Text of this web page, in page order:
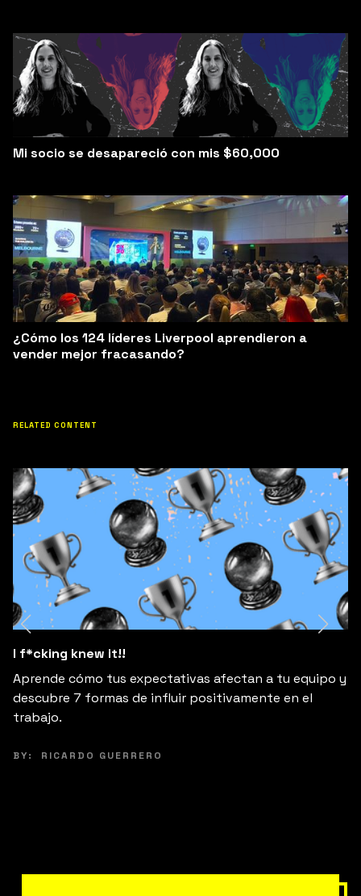
Mi socio se desapareció con mis $60,000
¿Cómo los 124 líderes Liverpool aprendieron a
vender mejor fracasando?
RELATED CONTENT
I f*cking knew it!!
Aprende cómo tus expectativas afectan a tu equipo y
descubre 7 formas de influir positivamente en el
trabajo.
BY: RICARDO GUERRERO